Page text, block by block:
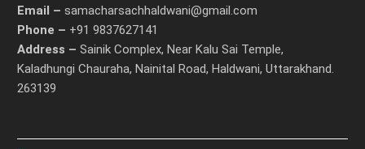
Email – samacharsachhaldwani@gmail.com
Phone – +91 9837627141
Address – Sainik Complex, Near Kalu Sai Temple,
Kaladhungi Chauraha, Nainital Road, Haldwani, Uttarakhand.
263139